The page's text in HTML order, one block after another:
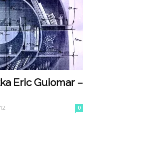
Eric Guiomar –
0